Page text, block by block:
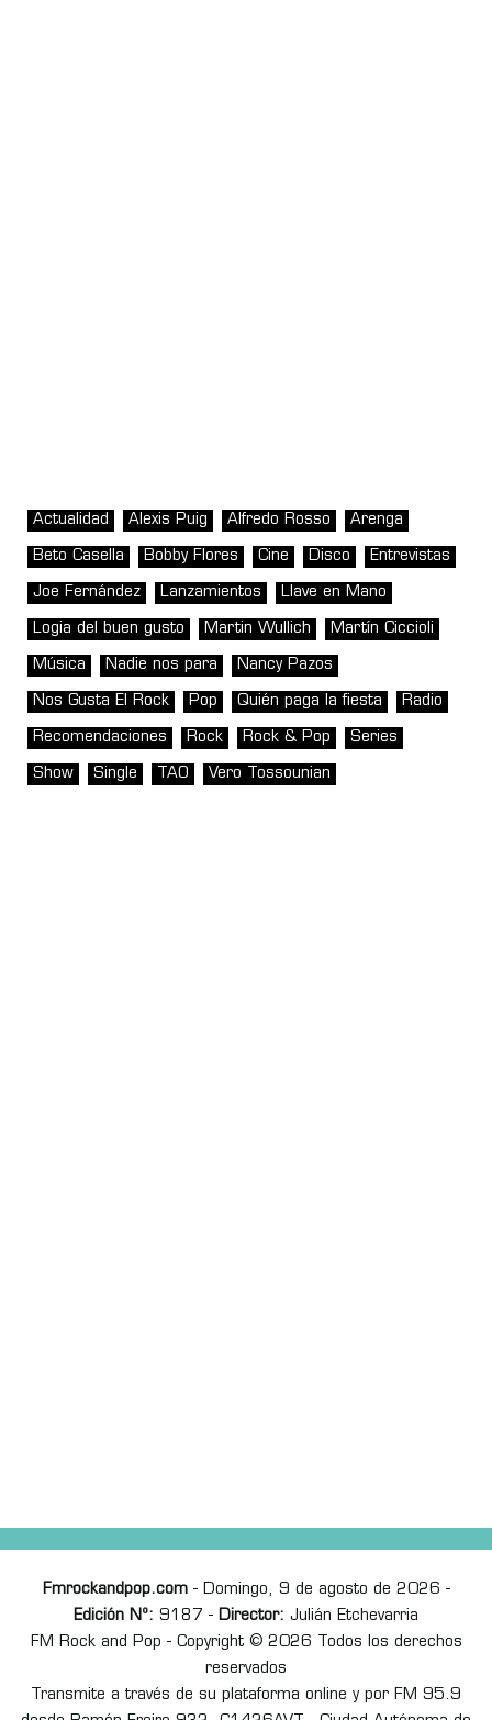
Actualidad Alexis Puig Alfredo Rosso Arenga
Beto Casella Bobby Flores Cine Disco Entrevistas
Joe Fernández Lanzamientos Llave en Mano
Logia del buen gusto Martin Wullich Martín Ciccioli
Música Nadie nos para Nancy Pazos
Nos Gusta El Rock Pop Quién paga la fiesta Radio
Recomendaciones Rock Rock & Pop Series
Show Single TAO Vero Tossounian
Fmrockandpop.com- Domingo, 9 de agosto de 2026 -
Edición Nº: 9187 - Director: Julián Etchevarria
FM Rock and Pop - Copyright © 2026 Todos los derechos
reservados
Transmite a través de su plataforma online y por FM 95.9